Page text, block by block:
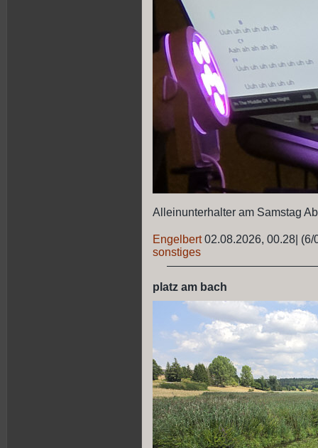
Alleinunterhalter am Samstag
Engelbert 02.08.2026, 00.28 (6/
sonstiges
platz am bach